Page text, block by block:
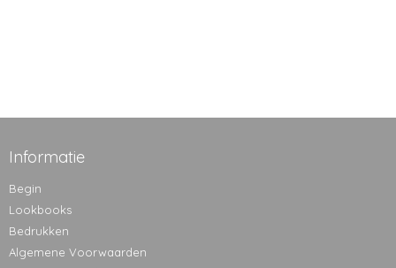
Informatie
Begin
Lookbooks
Bedrukken
Algemene Voorwaarden